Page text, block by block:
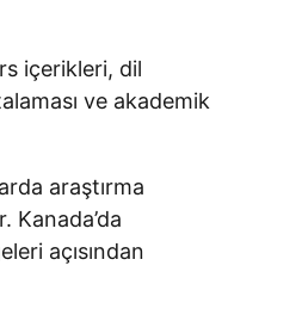
içerikleri, dil
ve akademik
araştırma
Kanada’da
açısından